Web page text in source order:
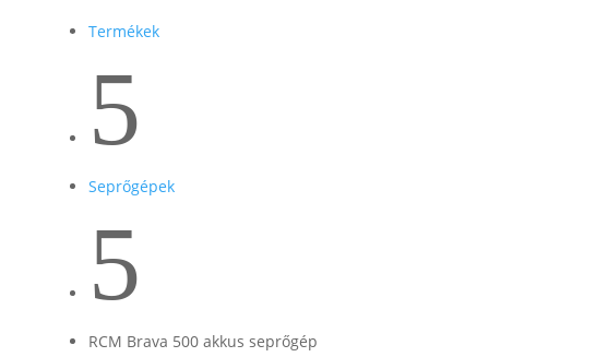
Termékek
5
Seprőgépek
5
RCM Brava 500 akkus seprőgép